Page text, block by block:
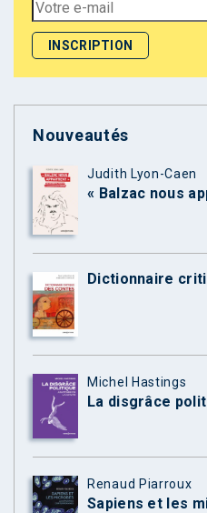
Nouveautés
Judith Lyon-Caen
« Balzac nous
Dictionnaire
Michel Hastings
La disgrâce
Renaud Piarroux
Sapiens et les